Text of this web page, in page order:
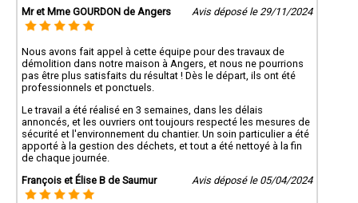
Mr et Mme GOURDON de Angers Avis déposé le 29/11/2024
Nous avons fait appel à cette équipe pour des travaux de
démolition dans notre maison à Angers, et nous ne pourrions
pas être plus satisfaits du résultat ! Dès le départ, ils ont été
professionnels et ponctuels.
Le travail a été réalisé en 3 semaines, dans les délais
annoncés, et les ouvriers ont toujours respecté les mesures de
sécurité et l'environnement du chantier. Un soin particulier a été
apporté à la gestion des déchets, et tout a été nettoyé à la fin
de chaque journée.
François et Élise B de Saumur
Avis déposé le 05/04/2024